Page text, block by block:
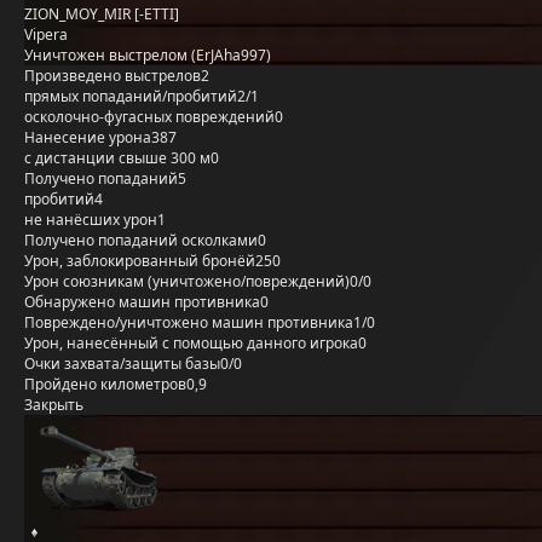
ZION_MOY_MIR [-ETTI]
Vipera
Уничтожен выстрелом (ErJAha997)
Произведено выстрелов2
прямых попаданий/пробитий2/1
осколочно-фугасных повреждений0
Нанесение урона387
с дистанции свыше 300 м0
Получено попаданий5
пробитий4
не нанёсших урон1
Получено попаданий осколками0
Урон, заблокированный бронёй250
Урон союзникам (уничтожено/повреждений)0/0
Обнаружено машин противника0
Повреждено/уничтожено машин противника1/0
Урон, нанесённый с помощью данного игрока0
Очки захвата/защиты базы0/0
Пройдено километров0,9
Закрыть